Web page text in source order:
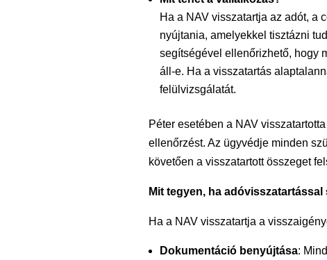
Ha a NAV visszatartja az adót, a
nyújtania, amelyekkel tisztázni
segítségével ellenőrizhető, hogy
áll-e. Ha a visszatartás
felülvizsgálatát.
Péter esetében a NAV
ellenőrzést. Az ügyvédje minden
követően a visszatartott összeget
Mit tegyen, ha
Ha a NAV visszatartja a
Dokumentáció benyújtása: